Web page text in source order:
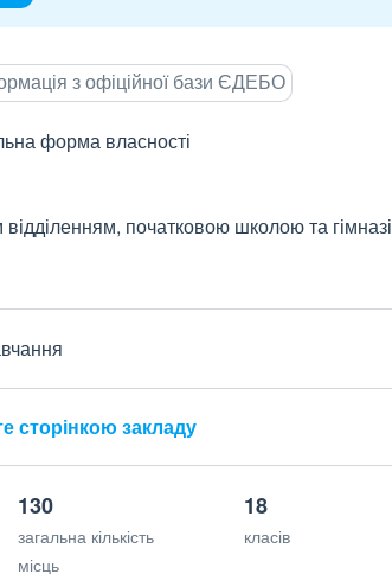
з офіційної бази ЄДЕБО
форма власності
початковою школою та
сторінкою закладу
130
загальна кількість
місць
18
класів